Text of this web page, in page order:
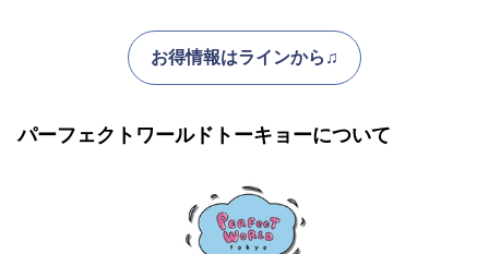
お得情報はラインから♫
パーフェクトワールドトーキョーについて